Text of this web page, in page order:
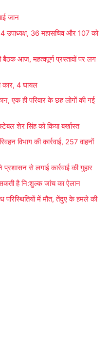
जान
उपाध्यक्ष, 36 महासचिव और 107 को
बैठक आज, महत्वपूर्ण प्रस्तावों पर लग
कार, 4 घायल
एक ही परिवार के छह लोगों की गई
शेर सिंह को किया बर्खास्त
विभाग की कार्रवाई, 257 वाहनों
प्रशासन से लगाई कार्रवाई की गुहार
है नि:शुल्क जांच का ऐलान
परिस्थितियों में मौत, तेंदुए के हमले की